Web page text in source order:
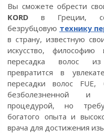
Вы сможете обрести
KORD в Греции,
безрубцовую технику
в страну, известную
искусство,
пересадка волос
превратится в
пересадки волос FUE,
безболезненной и
процедурой, но
богатого опыта и
врача для достижения